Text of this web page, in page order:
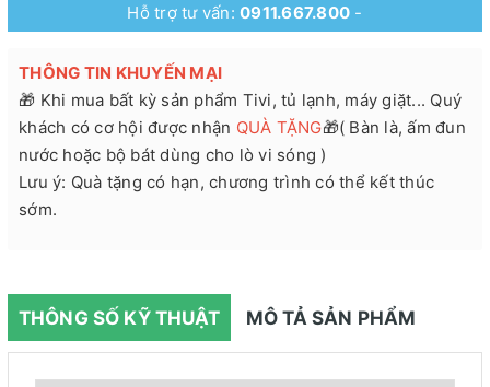
Hỗ trợ tư vấn:0911.667.800 -
THÔNG TIN KHUYẾN MẠI
🎁 Khi mua bất kỳ sản phẩm Tivi, tủ lạnh, máy giặt... Quý
khách có cơ hội được nhận QUÀ TẶNG🎁( Bàn là, ấm đun
nước hoặc bộ bát dùng cho lò vi sóng )
Lưu ý: Quà tặng có hạn, chương trình có thể kết thúc
sớm.
THÔNG SỐ KỸ THUẬT MÔ TẢ SẢN PHẨM